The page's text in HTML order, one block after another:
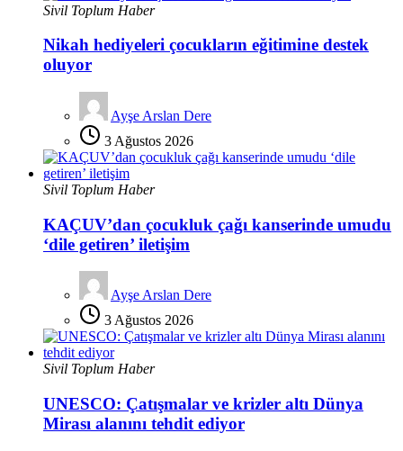
Sivil Toplum Haber
Nikah hediyeleri çocukların eğitimine destek
oluyor
Ayşe Arslan Dere
3 Ağustos 2026
Sivil Toplum Haber
KAÇUV’dan çocukluk çağı kanserinde umudu
‘dile getiren’ iletişim
Ayşe Arslan Dere
3 Ağustos 2026
Sivil Toplum Haber
UNESCO: Çatışmalar ve krizler altı Dünya
Mirası alanını tehdit ediyor